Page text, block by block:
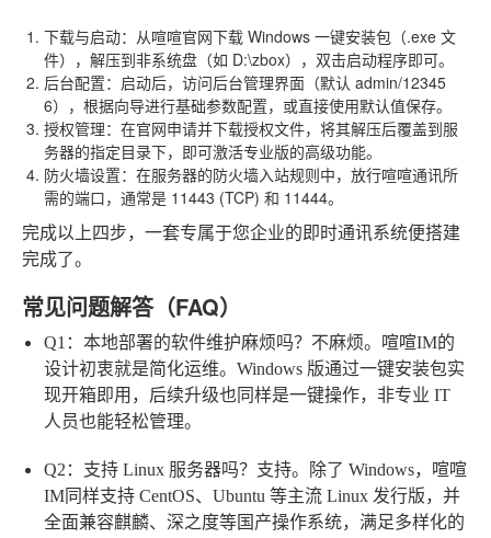
下载与启动：从喧喧官网下载 Windows 一键安装包（.exe 文
件），解压到非系统盘（如 D:\zbox），双击启动程序即可。
后台配置：启动后，访问后台管理界面（默认 admin/12345
6），根据向导进行基础参数配置，或直接使用默认值保存。
授权管理：在官网申请并下载授权文件，将其解压后覆盖到服
务器的指定目录下，即可激活专业版的高级功能。
防火墙设置：在服务器的防火墙入站规则中，放行喧喧通讯所
需的端口，通常是 11443 (TCP) 和 11444。
完成以上四步，一套专属于您企业的即时通讯系统便搭建
完成了。
常见问题解答（FAQ）
Q1：本地部署的软件维护麻烦吗？ 不麻烦。喧喧IM的
设计初衷就是简化运维。Windows 版通过一键安装包实
现开箱即用，后续升级也同样是一键操作，非专业 IT
人员也能轻松管理。
Q2：支持 Linux 服务器吗？ 支持。除了 Windows，喧喧
IM同样支持 CentOS、Ubuntu 等主流 Linux 发行版，并
全面兼容麒麟、深之度等国产操作系统，满足多样化的